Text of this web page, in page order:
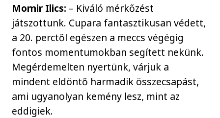
Momir Ilics: – Kiváló mérkőzést
játszottunk. Cupara fantasztikusan védett,
a 20. perctől egészen a meccs végégig
fontos momentumokban segített nekünk.
Megérdemelten nyertünk, várjuk a
mindent eldöntő harmadik összecsapást,
ami ugyanolyan kemény lesz, mint az
eddigiek.